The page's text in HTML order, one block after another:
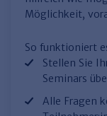
Möglichkeit,
So funktioniert
Stellen Sie
Seminars
Alle Fragen